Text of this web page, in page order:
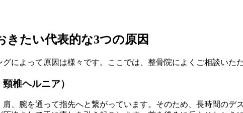
たい代表的な3つの原因
によって原因は様々です。ここでは、整骨院によくご相談いた
椎ヘルニア）
、腕を通って指先へと繋がっています。そのため、長時間の